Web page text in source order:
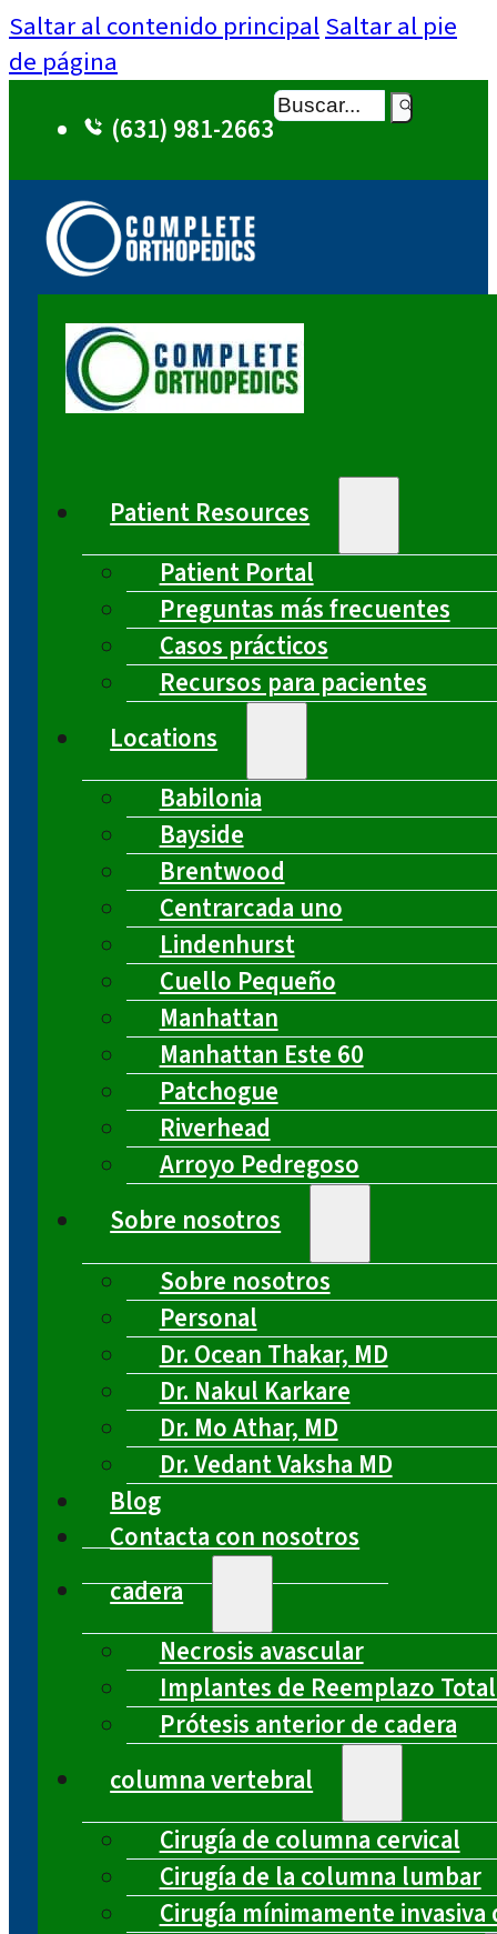
Saltar al contenido principal Saltar al pie
de página
(631) 981-2663
Buscar
Patient Resources
Patient Portal
Preguntas más frecuentes
Casos prácticos
Recursos para pacientes
Locations
Babilonia
Bayside
Brentwood
Centrarcada uno
Lindenhurst
Cuello Pequeño
Manhattan
Manhattan Este 60
Patchogue
Riverhead
Arroyo Pedregoso
Sobre nosotros
Sobre nosotros
Personal
Dr. Ocean Thakar, MD
Dr. Nakul Karkare
Dr. Mo Athar, MD
Dr. Vedant Vaksha MD
Blog
Contacta con nosotros
cadera
Necrosis avascular
Implantes de Reemplazo
Prótesis anterior de cadera
columna vertebral
Cirugía de columna cervical
Cirugía de la columna lumbar
Cirugía mínimamente